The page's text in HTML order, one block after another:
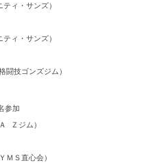
・サンズ）
・サンズ）
ゴンズジム）
参加
ジム）
Ｓ直心会）